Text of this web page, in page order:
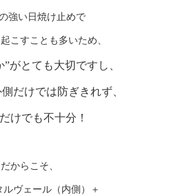
強い日焼け止めで
こすことも多いため、
”がとても大切ですし、
だけでは防ぎきれず、
けでも不十分！
だからこそ、
ルヴェール（内側）＋